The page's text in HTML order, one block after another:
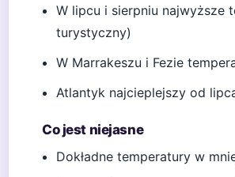
W lipcu i sierpniu najwyższe
turystyczny)
W Marrakeszu i Fezie
Atlantyk najcieplejszy od
Co jest niejasne
Dokładne temperatury w